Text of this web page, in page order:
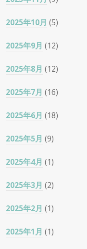
2025年10月 (5)
2025年9月 (12)
2025年8月 (12)
2025年7月 (16)
2025年6月 (18)
2025年5月 (9)
2025年4月 (1)
2025年3月 (2)
2025年2月 (1)
2025年1月 (1)